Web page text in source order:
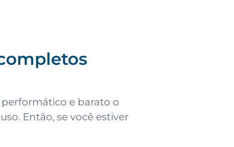
e barato o
Então, se você estiver